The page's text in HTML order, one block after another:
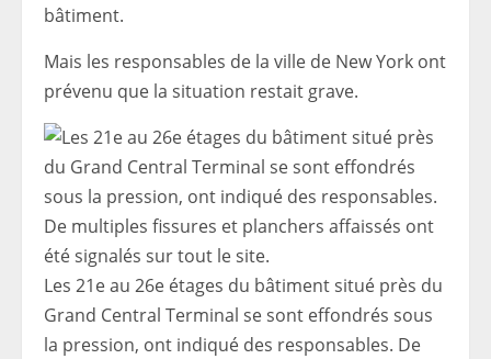
bâtiment.
Mais les responsables de la ville de New York ont
​​prévenu que la situation restait grave.
Les 21e au 26e étages du bâtiment situé près du
Grand Central Terminal se sont effondrés sous
la pression, ont indiqué des responsables. De